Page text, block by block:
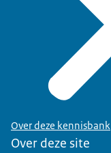
Over deze kennisbank
Over deze site